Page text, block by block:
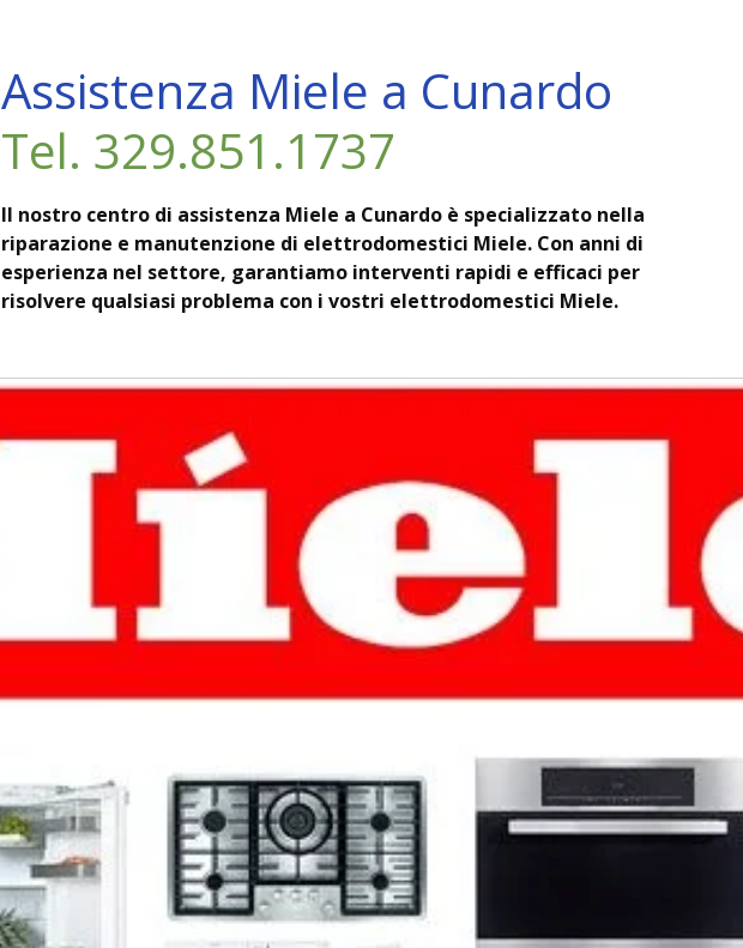
Assistenza Miele a Cunardo
Tel. 329.851.1737
Il nostro centro di assistenza Miele a Cunardo è specializzato nella
riparazione e manutenzione di elettrodomestici Miele. Con anni di
esperienza nel settore, garantiamo interventi rapidi e efficaci per
risolvere qualsiasi problema con i vostri elettrodomestici Miele.